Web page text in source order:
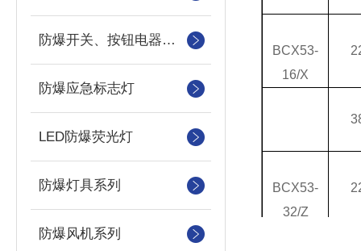
防爆开关、按钮电器系列
防爆应急标志灯
LED防爆荧光灯
防爆灯具系列
防爆风机系列
BCX53-
16/X
BCX53-
32/Z